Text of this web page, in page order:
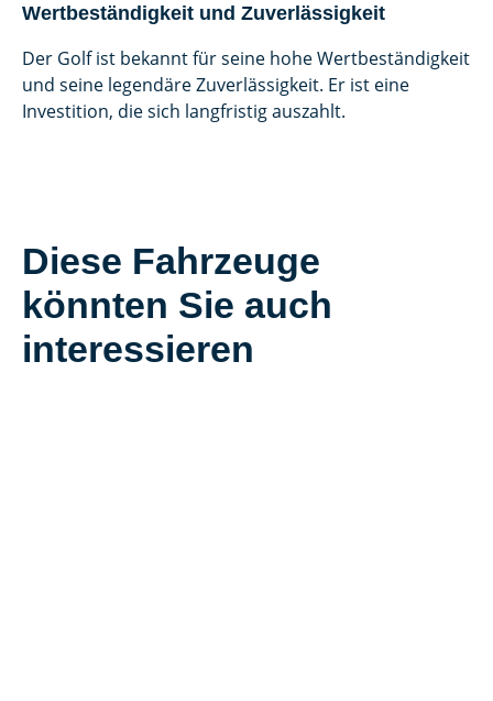
Wertbeständigkeit und Zuverlässigkeit
Der Golf ist bekannt für seine hohe Wertbeständigkeit
und seine legendäre Zuverlässigkeit. Er ist eine
Investition, die sich langfristig auszahlt.
Diese Fahrzeuge
könnten Sie auch
interessieren